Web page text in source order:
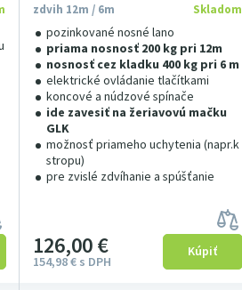
zdvih 12m / 6m
pozinkované nosné lano
priama nosnosť 200 kg pri 12m
nosnosť cez kladku 400 kg pri 6 m
elektrické ovládanie tlačítkami
koncové a núdzové spínače
ide zavesiť na žeriavovú mačku
GLK
možnosť priameho uchytenia (napr.k
stropu)
pre zvislé zdvíhanie a spúšťanie
Skladom
126 00€
154 98€ s DPH